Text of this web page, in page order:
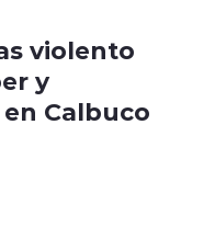
violento
y
Calbuco